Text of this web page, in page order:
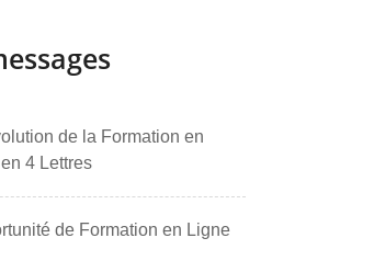
de la Formation en
4 Lettres
de Formation en Ligne